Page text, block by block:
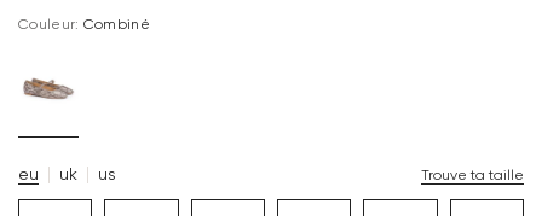
Couleur: Combiné
eu uk us Trouve ta taille